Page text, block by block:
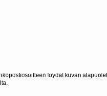
loydät kuvan